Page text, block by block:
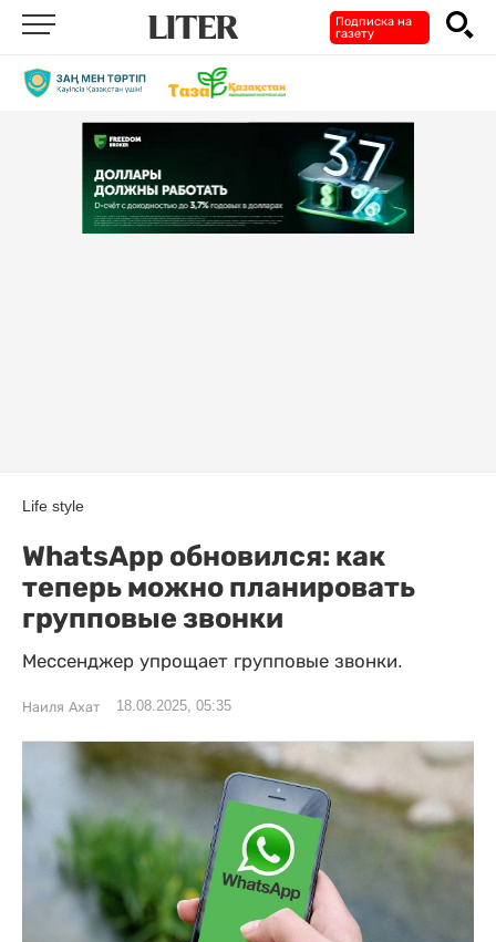
Подписка на
газету
Life style
WhatsApp обновился: как
теперь можно планировать
групповые звонки
Мессенджер упрощает групповые звонки.
Наиля Ахат 18.08.2025, 05:35